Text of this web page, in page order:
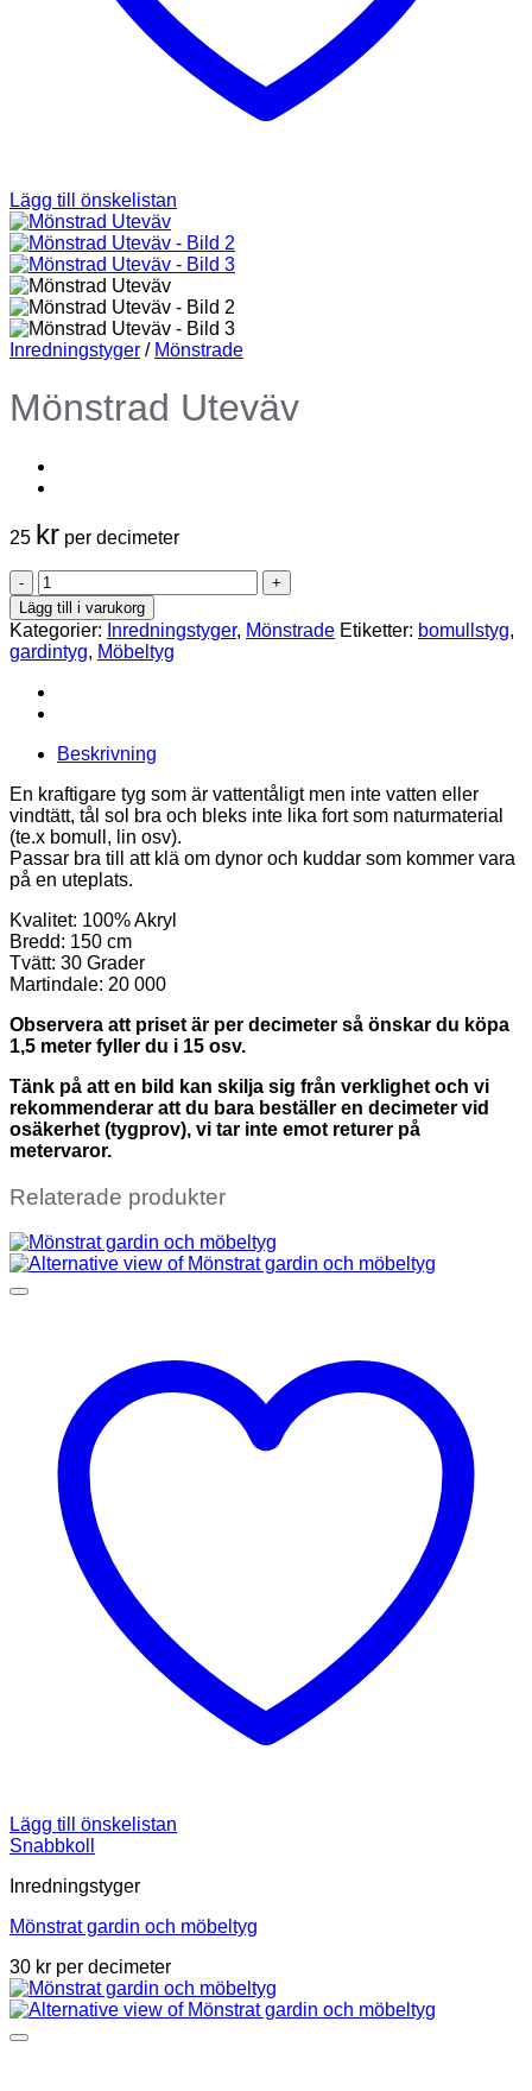
Lägg till önskelistan
Inredningstyger / Mönstrade
Mönstrad Uteväv
25 kr per decimeter
Mönstrad
Uteväv
mängd
Lägg till i varukorg
Kategorier: Inredningstyger, Mönstrade Etiketter: bomullstyg,
gardintyg, Möbeltyg
Beskrivning
En kraftigare tyg som är vattentåligt men inte vatten eller
vindtätt, tål sol bra och bleks inte lika fort som naturmaterial
(te.x bomull, lin osv).
Passar bra till att klä om dynor och kuddar som kommer vara
på en uteplats.
Kvalitet: 100% Akryl
Bredd: 150 cm
Tvätt: 30 Grader
Martindale: 20 000
Observera att priset är per decimeter så önskar du köpa
1,5 meter fyller du i 15 osv.
Tänk på att en bild kan skilja sig från verklighet och vi
rekommenderar att du bara beställer en decimeter vid
osäkerhet (tygprov), vi tar inte emot returer på
metervaror.
Relaterade produkter
Lägg till önskelistan
Snabbkoll
Inredningstyger
Mönstrat gardin och möbeltyg
30 kr per decimeter